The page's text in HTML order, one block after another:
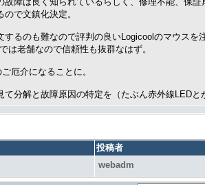
で文鎮化決定。
するのも難なので評判の良いLogicoolのマウス
は老舗なので信頼性も抜群なはず。
厄介になることに。
分解と故障原因の特定を（たぶん赤外線LEDと
投稿者
webadm